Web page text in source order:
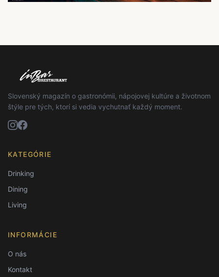
Slovenský magazín o gastronómii, nápojovej kultúre a životnom
štýle pre tých, ktorí si vedia vychutnať každý moment.
KATEGÓRIE
Drinking
Dining
Living
INFORMÁCIE
O nás
Kontakt